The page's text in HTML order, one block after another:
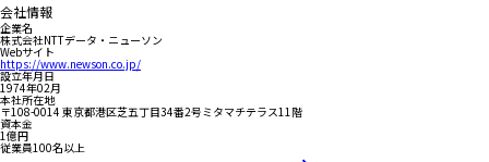
会社情報
企業名
株式会社NTTデータ・ニューソン
Webサイト
https://www.newson.co.jp/
設立年月日
1974年02月
本社所在地
〒108-0014 東京都港区芝五丁目34番2号ミタマチテラス11階
資本金
1億円
従業員100名以上